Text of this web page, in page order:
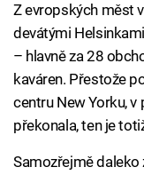
Z evropských měst
devátými
– hlavně za 28
kaváren. Přestože
centru New Yorku,
překonala, ten je
Samozřejmě daleko